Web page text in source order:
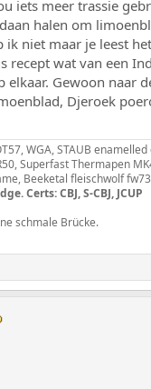
iets meer trassie
halen om
niet maar je leest
recept wat van een
elkaar. Gewoon naar
Djeroek
WGA, STAUB
Superfast Thermapen
Beeketal fleischwolf
Certs: CBJ, S-CBJ, JCUP
schmale Brücke.